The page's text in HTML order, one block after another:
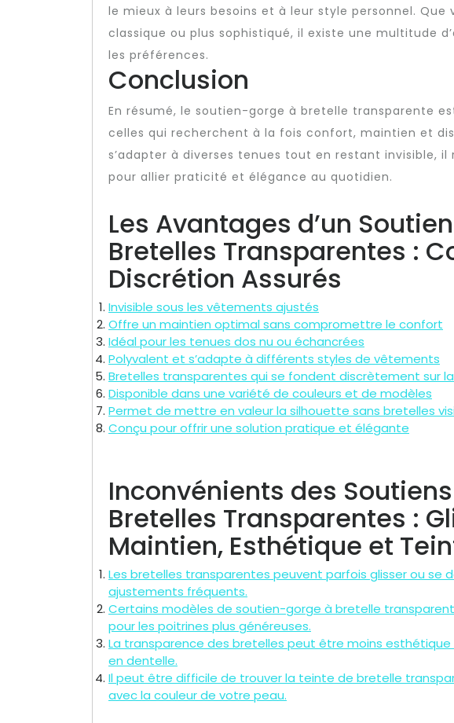
le mieux à leurs besoins et à leur style personnel. Que
classique ou plus sophistiqué, il existe une multitude
les préférences.
Conclusion
En résumé, le soutien-gorge à bretelle transparente
celles qui recherchent à la fois confort, maintien et
s’adapter à diverses tenues tout en restant invisible,
pour allier praticité et élégance au quotidien.
Les Avantages d’un
Bretelles Transparentes :
Discrétion Assurés
Invisible sous les vêtements ajustés
Offre un maintien optimal sans compromettre le confort
Idéal pour les tenues dos nu ou échancrées
Polyvalent et s’adapte à différents styles de vêtements
Bretelles transparentes qui se fondent discrètement sur
Disponible dans une variété de couleurs et de modèles
Permet de mettre en valeur la silhouette sans bretelles
Conçu pour offrir une solution pratique et élégante
Inconvénients des
Bretelles Transparentes :
Maintien, Esthétique et
Les bretelles transparentes peuvent parfois glisser ou se
ajustements fréquents.
Certains modèles de soutien-gorge à bretelle
pour les poitrines plus généreuses.
La transparence des bretelles peut être moins
en dentelle.
Il peut être difficile de trouver la teinte de bretelle
avec la couleur de votre peau.